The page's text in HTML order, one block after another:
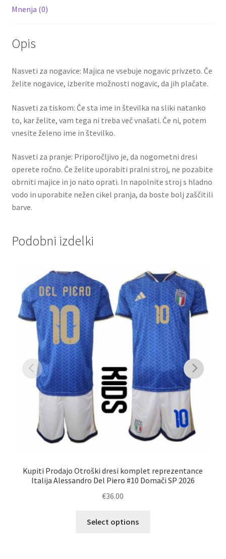
Mnenja (0)
Opis
Nasveti za nogavice: Majica ne vsebuje nogavic privzeto. Če
želite nogavice, izberite možnosti nogavic, da jih plačate.
Nasveti za tiskom: Če sta ime in številka na sliki natanko
to, kar želite, vam tega ni treba več vnašati. Če ni, potem
vnesite želeno ime in številko.
Nasveti za pranje: Priporočljivo je, da nogometni dresi
operete ročno. Če želite uporabiti pralni stroj, ne pozabite
obrniti majice in jo nato oprati. In napolnite stroj s hladno
vodo in uporabite nežen cikel pranja, da boste bolj zaščitili
barve.
Podobni izdelki
Kupiti Prodajo Otroški dresi komplet reprezentance
Italija Alessandro Del Piero #10 Domači SP 2026
€36.00
Select options